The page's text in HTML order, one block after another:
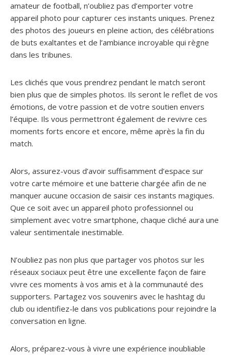
amateur de football, n’oubliez pas d’emporter votre
appareil photo pour capturer ces instants uniques. Prenez
des photos des joueurs en pleine action, des célébrations
de buts exaltantes et de l’ambiance incroyable qui règne
dans les tribunes.
Les clichés que vous prendrez pendant le match seront
bien plus que de simples photos. Ils seront le reflet de vos
émotions, de votre passion et de votre soutien envers
l’équipe. Ils vous permettront également de revivre ces
moments forts encore et encore, même après la fin du
match.
Alors, assurez-vous d’avoir suffisamment d’espace sur
votre carte mémoire et une batterie chargée afin de ne
manquer aucune occasion de saisir ces instants magiques.
Que ce soit avec un appareil photo professionnel ou
simplement avec votre smartphone, chaque cliché aura une
valeur sentimentale inestimable.
N’oubliez pas non plus que partager vos photos sur les
réseaux sociaux peut être une excellente façon de faire
vivre ces moments à vos amis et à la communauté des
supporters. Partagez vos souvenirs avec le hashtag du
club ou identifiez-le dans vos publications pour rejoindre la
conversation en ligne.
Alors, préparez-vous à vivre une expérience inoubliable